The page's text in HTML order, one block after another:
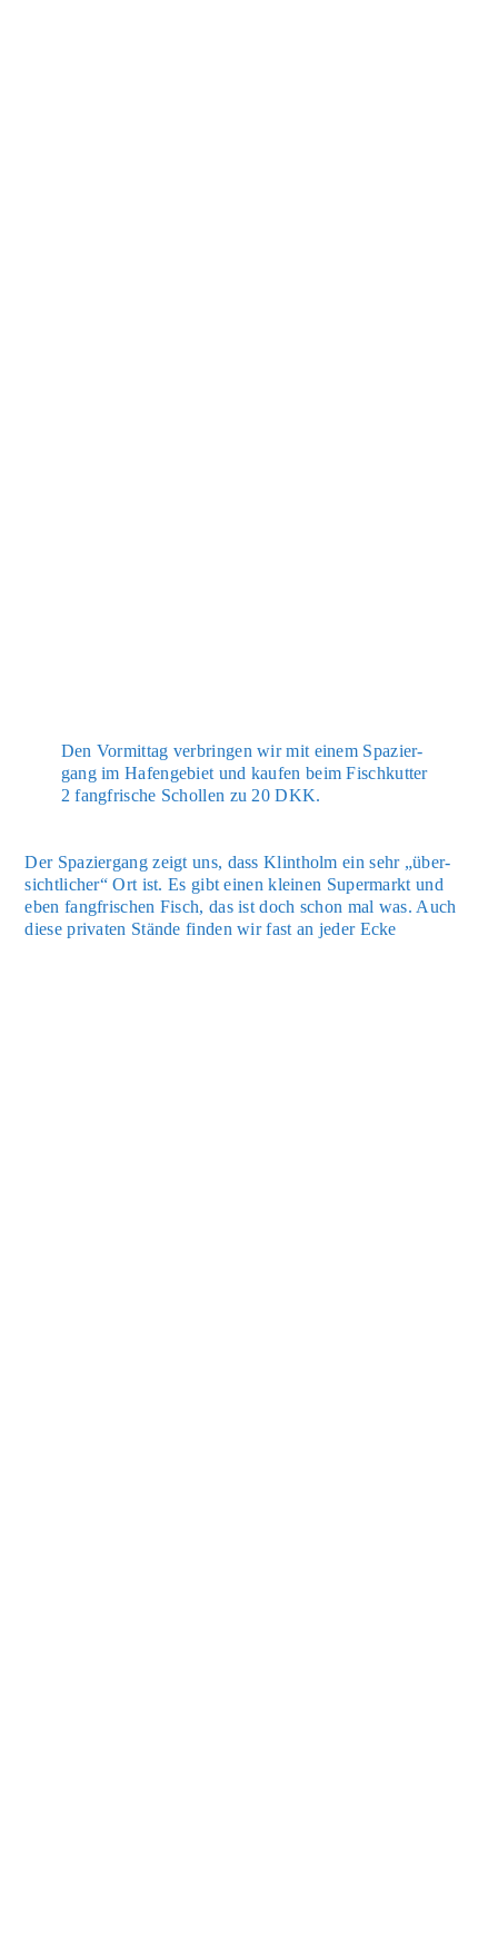
Den Vor­mit­tag ver­brin­gen wir mit einem Spa­zier­
gang im Hafen­ge­biet und kau­fen beim Fisch­kut­ter
2 fang­fri­sche Schol­len zu 20 DKK.
Der Spa­zier­gang zeigt uns, dass Klin­tholm ein sehr „über­
sicht­li­cher“ Ort ist. Es gibt einen klei­nen Super­markt und
eben fang­fri­schen Fisch, das ist doch schon mal was. Auch
die­se pri­va­ten Stän­de fin­den wir fast an jeder Ecke